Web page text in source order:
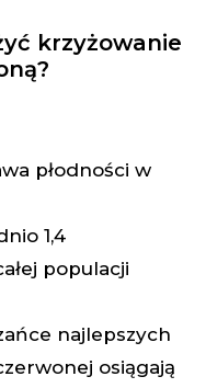
krzyżowanie
płodności w
1,4
populacji
najlepszych
osiągają
mlecznych
Mlecznych – do
norweskiej